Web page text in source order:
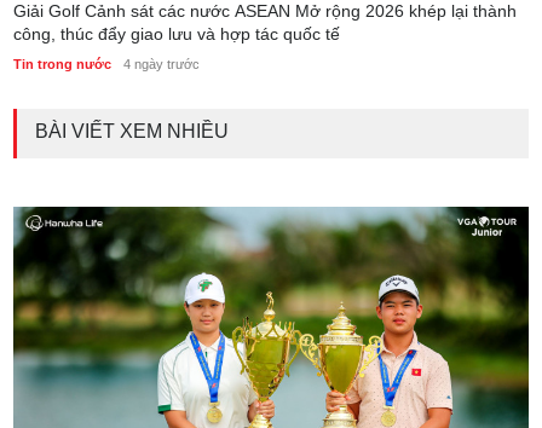
Giải Golf Cảnh sát các nước ASEAN Mở rộng 2026 khép lại thành
công, thúc đẩy giao lưu và hợp tác quốc tế
Tin trong nước 4 ngày trước
BÀI VIẾT XEM NHIỀU